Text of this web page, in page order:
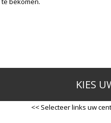
KIES
<< Selecteer links uw